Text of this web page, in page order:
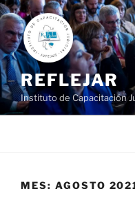
Ir
al
contenido
REFLEJAR
Instituto de Capacitación
MES: AGOSTO